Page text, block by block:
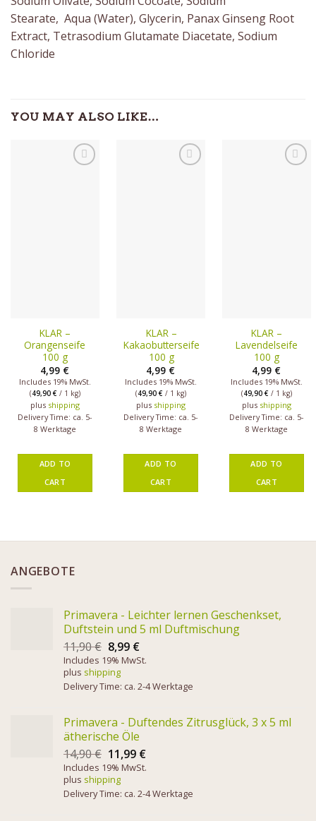
Stearate, Aqua (Water), Glycerin, Panax Ginseng Root
Extract, Tetrasodium Glutamate Diacetate, Sodium
Chloride
YOU MAY ALSO LIKE…
KLAR –
Orangenseife
100 g
4,99 €
Includes 19% MwSt.
(49,90 € / 1 kg)
plus shipping
Delivery Time: ca. 5-
8 Werktage
ADD TO
CART
KLAR –
Kakaobutterseife
100 g
4,99 €
Includes 19% MwSt.
(49,90 € / 1 kg)
plus shipping
Delivery Time: ca. 5-
8 Werktage
ADD TO
CART
KLAR –
Lavendelseife
100 g
4,99 €
Includes 19% MwSt.
(49,90 € / 1 kg)
plus shipping
Delivery Time: ca. 5-
8 Werktage
ADD TO
CART
ANGEBOTE
Primavera - Leichter lernen Geschenkset,
Duftstein und 5 ml Duftmischung
11,90€ 8,99 €
Includes 19% MwSt.
plus shipping
Delivery Time: ca. 2-4 Werktage
Primavera - Duftendes Zitrusglück, 3 x 5 ml
ätherische Öle
14,90€ 11,99 €
Includes 19% MwSt.
plus shipping
Delivery Time: ca. 2-4 Werktage